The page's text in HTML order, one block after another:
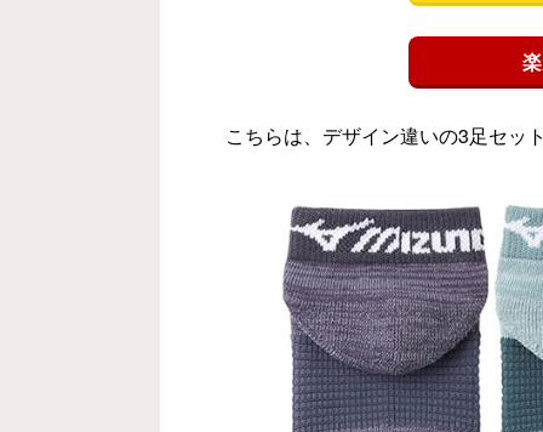
こちらは、デザイン違いの3足セッ